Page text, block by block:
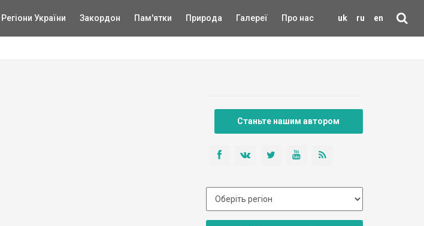
uk ru en
Регіони України Закордон Пам'ятки Природа Галереї Про нас
Станьте нашим автором